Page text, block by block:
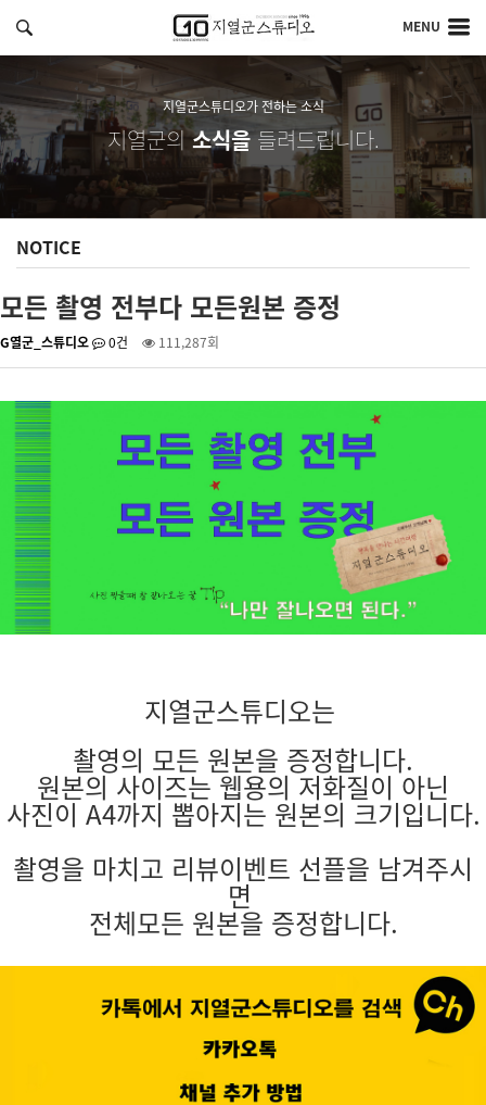
MENU
지열군스튜디오가 전하는 소식
지열군의소식을들려드립니다.
NOTICE
모든 촬영 전부다 모든원본 증정
G열군_스튜디오 0건 111,287회
지열군스튜디오는
촬영의 모든 원본을 증정합니다.
원본의 사이즈는 웹용의 저화질이 아닌
사진이 A4까지 뽑아지는 원본의 크기입니다.
촬영을 마치고 리뷰이벤트 선플을 남겨주시
면
전체모든 원본을 증정합니다.